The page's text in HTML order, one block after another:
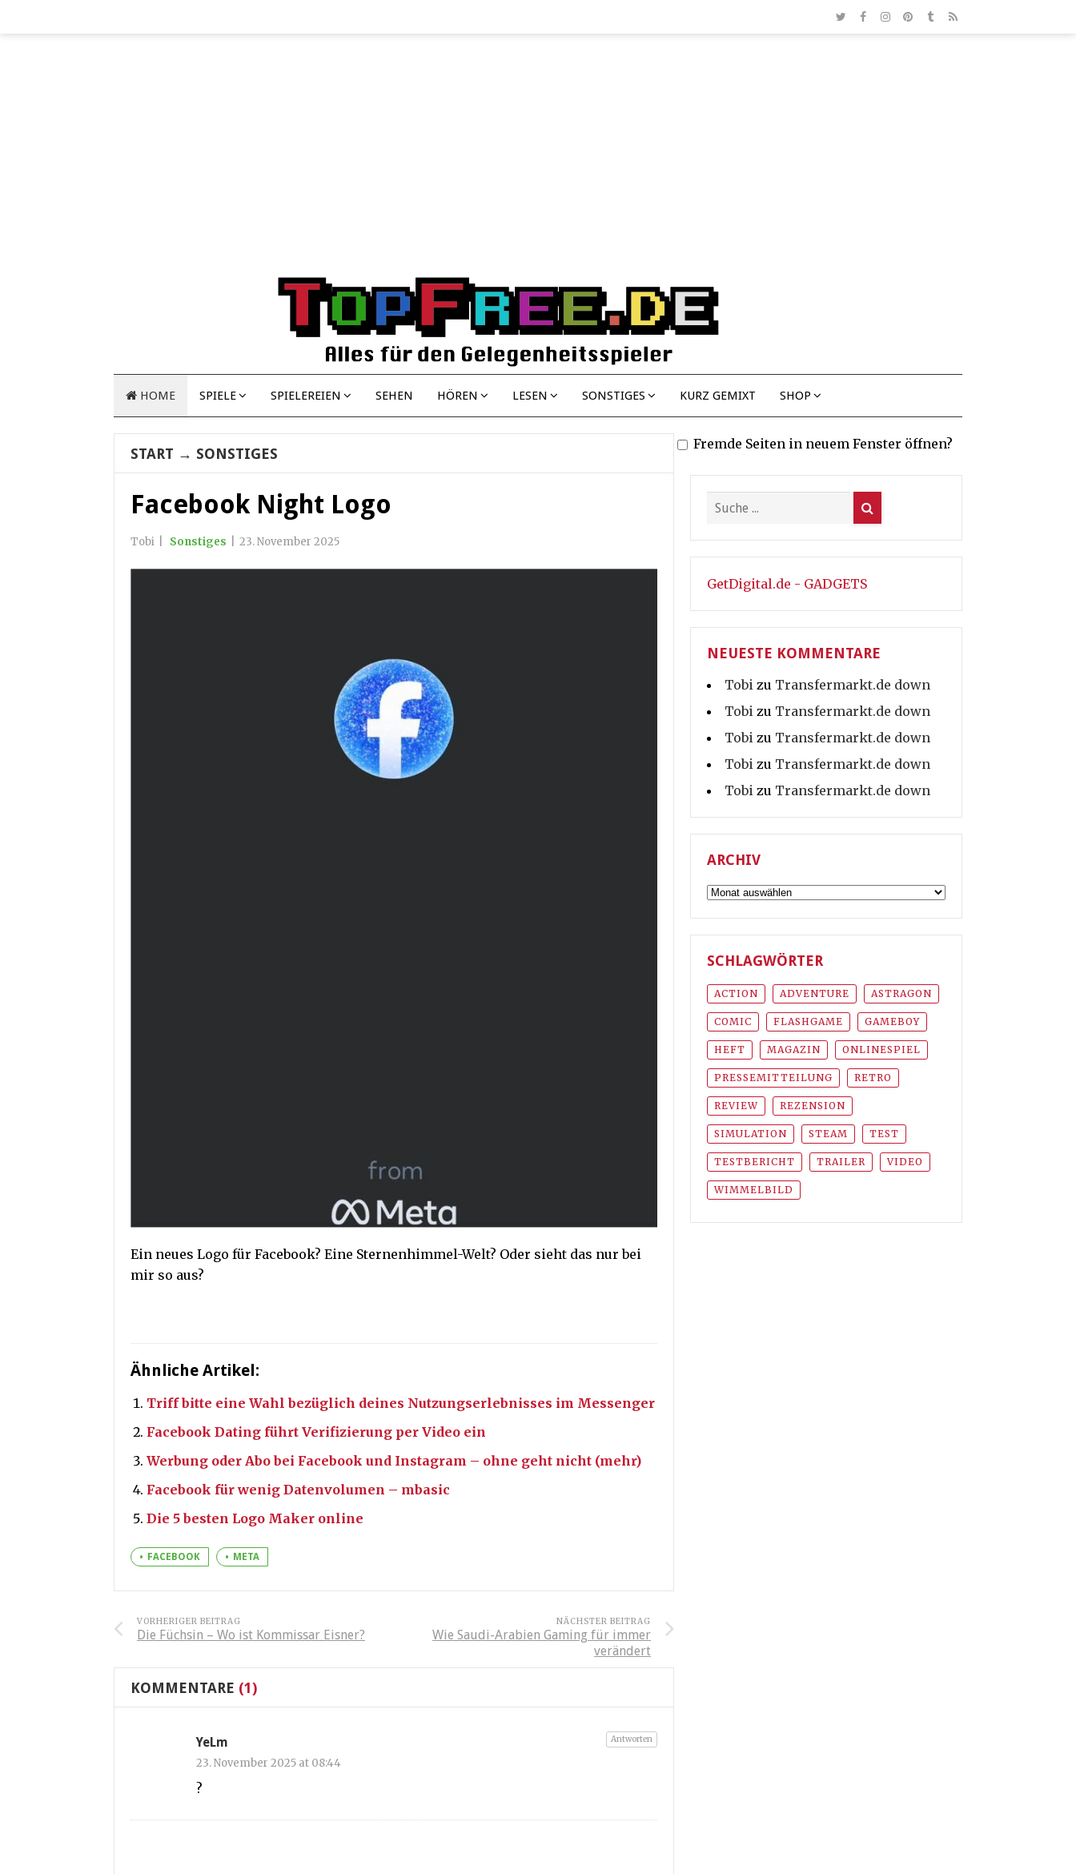
HOME SPIELE SPIELEREIEN SEHEN HÖREN LESEN SONSTIGES KURZ GEMIXT SHOP
START → SONSTIGES
Facebook Night Logo
Tobi Sonstiges 23. November 2025
Ein neues Logo für Facebook? Eine Sternenhimmel-Welt? Oder sieht das nur bei
mir so aus?
Ähnliche Artikel:
Triff bitte eine Wahl bezüglich deines Nutzungserlebnisses im Messenger
Facebook Dating führt Verifizierung per Video ein
Werbung oder Abo bei Facebook und Instagram – ohne geht nicht (mehr)
Facebook für wenig Datenvolumen – mbasic
Die 5 besten Logo Maker online
FACEBOOK META
VORHERIGER BEITRAG
Die Füchsin – Wo ist Kommissar Eisner?
NÄCHSTER BEITRAG
Wie Saudi-Arabien Gaming für immer
verändert
KOMMENTARE (1)
YeLm
23. November 2025 at 08:44
?
Antworten
Fremde Seiten in neuem Fenster öffnen?
GetDigital.de - GADGETS
NEUESTE KOMMENTARE
Tobi zu Transfermarkt.de down
Tobi zu Transfermarkt.de down
Tobi zu Transfermarkt.de down
Tobi zu Transfermarkt.de down
Tobi zu Transfermarkt.de down
ARCHIV
Archiv
SCHLAGWÖRTER
ACTION ADVENTURE ASTRAGON
COMIC FLASHGAME GAMEBOY
HEFT MAGAZIN ONLINESPIEL
PRESSEMITTEILUNG RETRO
REVIEW REZENSION
SIMULATION STEAM TEST
TESTBERICHT TRAILER VIDEO
WIMMELBILD